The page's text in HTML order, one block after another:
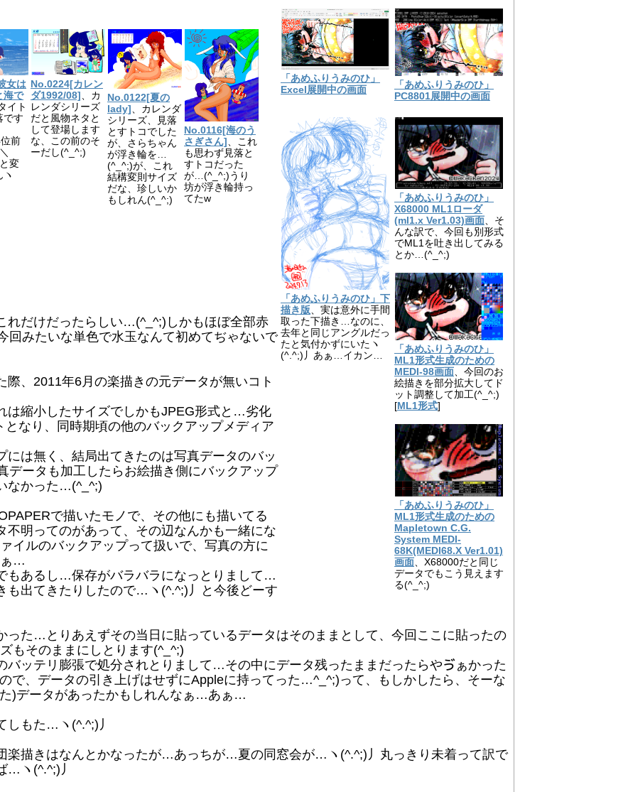
「あめふりうみのひ」
Excel展開中の画面
「あめふりうみのひ」
PC8801展開中の画面
「あめふりうみのひ」下
描き版、実は意外に手間
取った下描き…なのに、
去年と同じアングルだっ
たと気付かずにいたヽ
(^.^;)丿あぁ…イカン…
「あめふりうみのひ」
X68000 ML1ローダ
(ml1.x Ver1.03)画面、そ
んな訳で、今回も別形式
でML1を吐き出してみる
とか…(^_^;)
「あめふりうみのひ」
ML1形式生成のための
MEDI-98画面、今回のお
絵描きを部分拡大してド
ット調整して加工(^_^;)
[ML1形式]
「あめふりうみのひ」
ML1形式生成のための
Mapletown C.G.
System MEDI-
68K(MEDI68.X Ver1.01)
画面 、X68000だと同じ
データでもこう見えます
る(^_^;)
女は
海で
イト
です
前
変
ヽ
No.0224[カレン
ダ1992/08] 、カ
レンダシリーズ
だと風物ネタと
して登場します
な、この前のそ
ーだし(^_^;)
No.0122[夏の
lady] 、カレンダ
シリーズ、見落
とすトコでした
が、さらちゃん
が浮き輪を…
(^_^;)が、これ
結構変則サイズ
だな、珍しいか
もしれん(^_^;)
No.0116[海のう
さぎさん] 、これ
も思わず見落と
すトコだった
が…(^_^;)うり
坊が浮き輪持っ
てたw
だけだったらしい…(^_^;)しかもほぼ全部赤
回みたいな単色で水玉なんて初めてぢゃないで
、2011年6月の楽描きの元データが無いコト
縮小したサイズでしかもJPEG形式と…劣化
なり、同時期頃の他のバックアップメディア
は無く、結局出てきたのは写真データのバッ
ータも加工したらお絵描き側にバックアップ
なかった…(^_^;)
で描いたモノで、その他にも描いてる
明ってのがあって、その辺なんかも一緒にな
イルのバックアップって扱いで、写真の方に
ぁ…
もあるし…保存がバラバラになっとりまして…
も出てきたりしたので…ヽ(^.^;)丿と今後どーす
た…とりあえずその当日に貼っているデータはそのままとして、今回ここに貼ったの
もそのままにしとります(^_^;)
ッテリ膨張で処分されとりまして…その中にデータ残ったままだったらやゔぁかった
で、データの引き上げはせずにAppleに持ってった…^_^;)って、もしかしたら、そーな
)データがあったかもしれんなぁ…あぁ…
もた…ヽ(^.^;)丿
楽描きはなんとかなったが…あっちが…夏の同窓会が…ヽ(^.^;)丿丸っきり未着って訳で
…ヽ(^.^;)丿